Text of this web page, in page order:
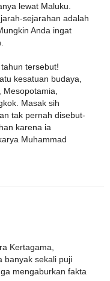
lewat Maluku.
sejarahan adalah
Anda ingat
tersebut!
kesatuan budaya,
Masak sih
tak pernah disebut-
karena ia
Muhammad
Kertagama,
banyak sekali puji
mengaburkan fakta